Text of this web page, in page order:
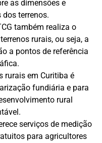
as dimensões e
terrenos.
também realiza o
rurais, ou seja, a
a pontos de referência
rurais em Curitiba é
fundiária e para
rural
serviços de medição
para agricultores